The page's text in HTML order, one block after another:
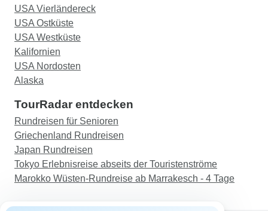
USA Vierländereck
USA Ostküste
USA Westküste
Kalifornien
USA Nordosten
Alaska
TourRadar entdecken
Rundreisen für Senioren
Griechenland Rundreisen
Japan Rundreisen
Tokyo Erlebnisreise abseits der Touristenströme
Marokko Wüsten-Rundreise ab Marrakesch - 4 Tage